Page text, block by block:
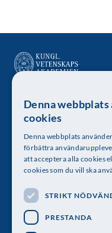
Kungl.
Besöksadress: Lilla
Telefon: 08-673 95 00
Följ oss
Denna webbplats
cookies
Denna webbplats
förbättra
att acceptera alla cookies
cookies som du vill ska
STRIKT
PRESTANDA